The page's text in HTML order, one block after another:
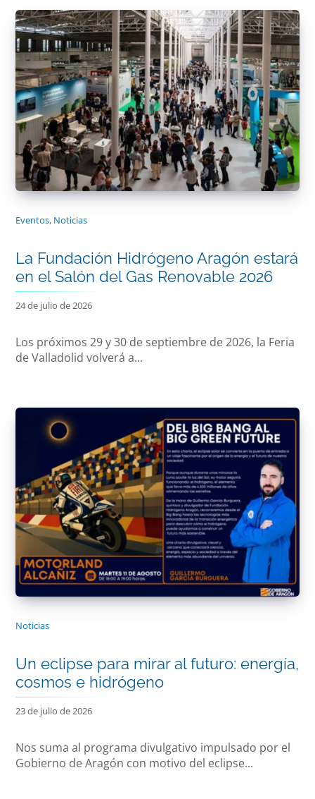
Eventos, Noticias
La Fundación Hidrógeno Aragón estará
en el Salón del Gas Renovable 2026
24 de julio de 2026
Los próximos 29 y 30 de septiembre de 2026, la Feria
de Valladolid volverá a...
Noticias
Un eclipse para mirar al futuro: energía,
cosmos e hidrógeno
23 de julio de 2026
Nos suma al programa divulgativo impulsado por el
Gobierno de Aragón con motivo del eclipse...